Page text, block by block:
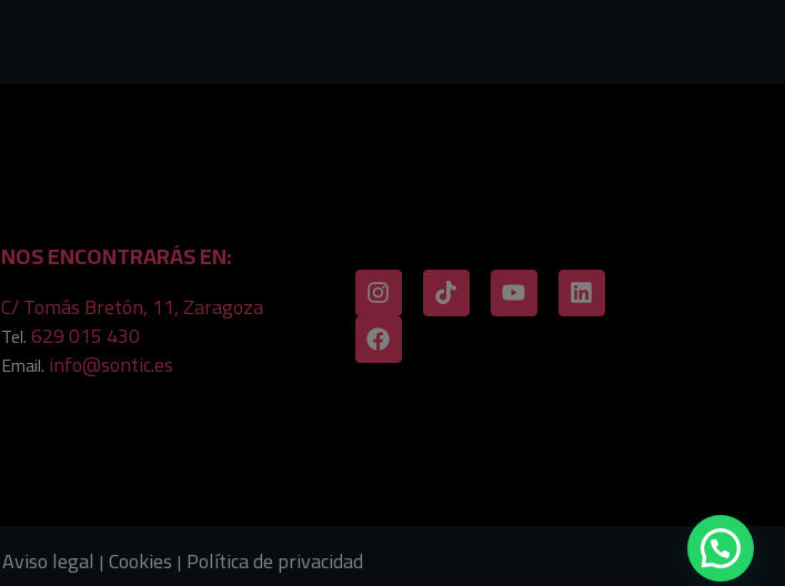
NOS ENCONTRARÁS EN:
C/ Tomás Bretón, 11, Zaragoza
Tel.629 015 430
Email. info@sontic.es
Aviso legal | Cookies | Política de privacidad